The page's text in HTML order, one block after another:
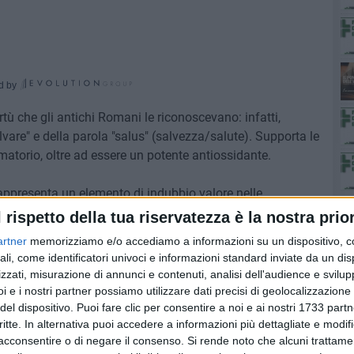
rispetto della tua riservatezza è la nostra
memorizziamo e/o accediamo a informazioni su un dispositivo,
come identificatori univoci e informazioni standard inviate da un
misurazione di annunci e contenuti, analisi dell'audience e
e i nostri partner possiamo utilizzare dati precisi di
dispositivo. Puoi fare clic per consentire a noi e ai nostri 1733
In alternativa puoi accedere a informazioni più dettagliate e
o di negare il consenso. Si rende noto che alcuni
by
che gli antichi Romani le riconoscevano: infatti,
e della parola "salus" (salvezza/salute). Supporta le
oltre ad essere un potente antiossidante.
un elemento di indubbio valore nelle
egatti. Per uso esterno, prodotti con estratti freschi di
pelo. Ideali in tutte le stagioni, particolarmente indicati
al medico